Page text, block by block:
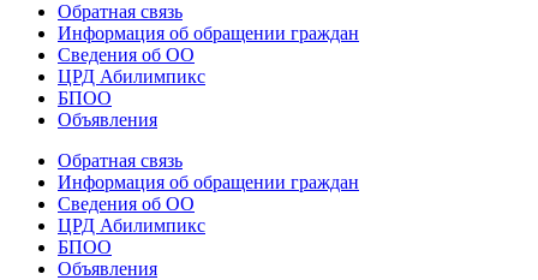
Обратная связь
Информация об обращении граждан
Сведения об ОО
ЦРД Абилимпикс
БПОО
Объявления
Обратная связь
Информация об обращении граждан
Сведения об ОО
ЦРД Абилимпикс
БПОО
Объявления